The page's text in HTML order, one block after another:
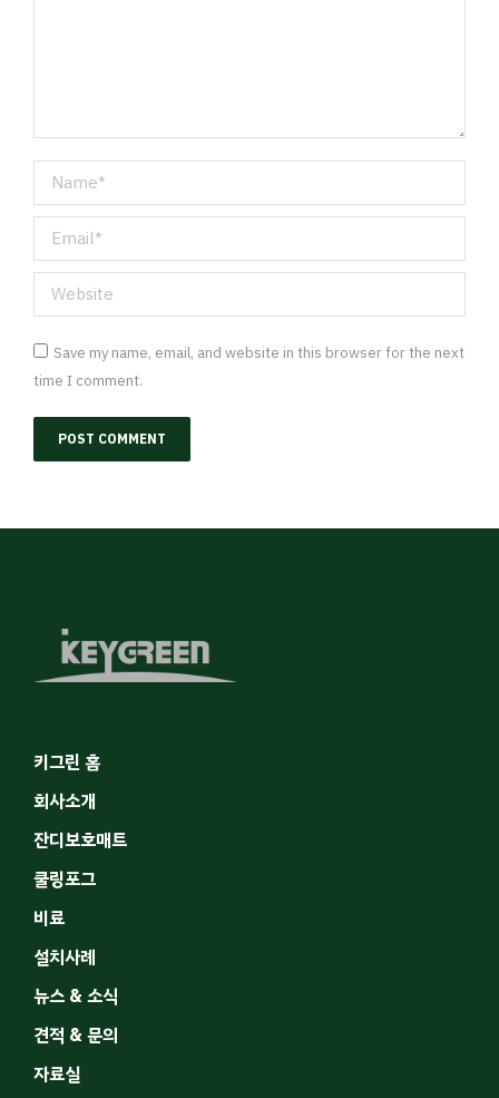
Name *
Email *
Website
Save my name, email, and website in this browser for the next
time I comment.
POST COMMENT
키그린 홈
회사소개
잔디보호매트
쿨링포그
비료
설치사례
뉴스 & 소식
견적 & 문의
자료실